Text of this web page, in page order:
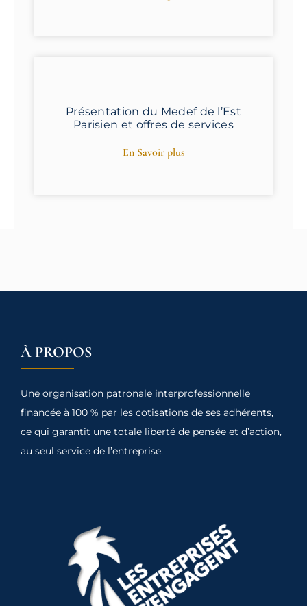
Présentation du Medef de l’Est
Parisien et offres de services
En Savoir plus
À PROPOS
Une organisation patronale interprofessionnelle
financée à 100 % par les cotisations de ses adhérents,
ce qui garantit une totale liberté de pensée et d’action,
au seul service de l’entreprise.